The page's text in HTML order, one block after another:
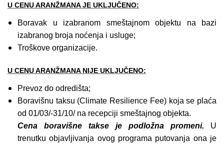
U CENU ARANŽMANA JE UKLJUČENO:
Boravak u izabranom smeštajnom objektu na bazi
izabranog broja noćenja i usluge;
Troškove organizacije.
U CENU ARANŽMANA NIJE UKLJUČENO:
Prevoz do odredišta;
Boravišnu taksu (Climate Resilience Fee) koja se plaća
od 01/03/-31/10/ na recepciji smeštajnog objekta.
Cena boravišne takse je podložna promeni. U
trenutku objavljivanja ovog programa putovanja ona je